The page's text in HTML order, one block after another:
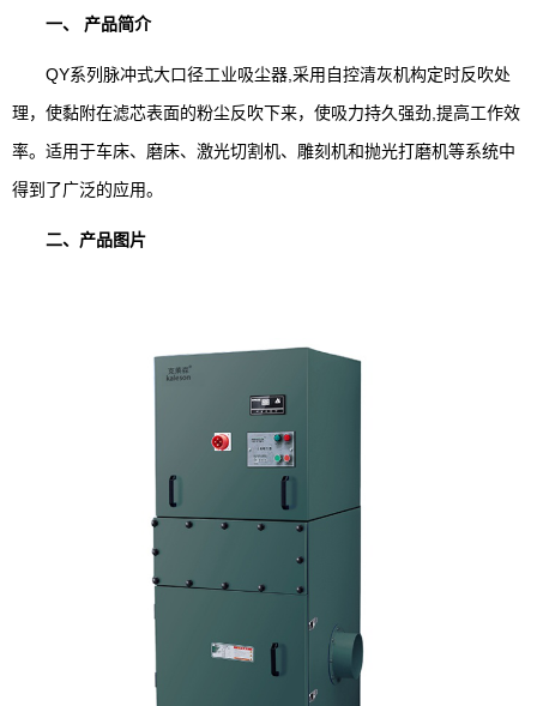
一、 产品简介
QY系列脉冲式大口径工业吸尘器,采用自控清灰机构定时反吹处
理，使黏附在滤芯表面的粉尘反吹下来，使吸力持久强劲,提高工作效
率。适用于车床、磨床、激光切割机、雕刻机和抛光打磨机等系统中
得到了广泛的应用。
二、产品图片